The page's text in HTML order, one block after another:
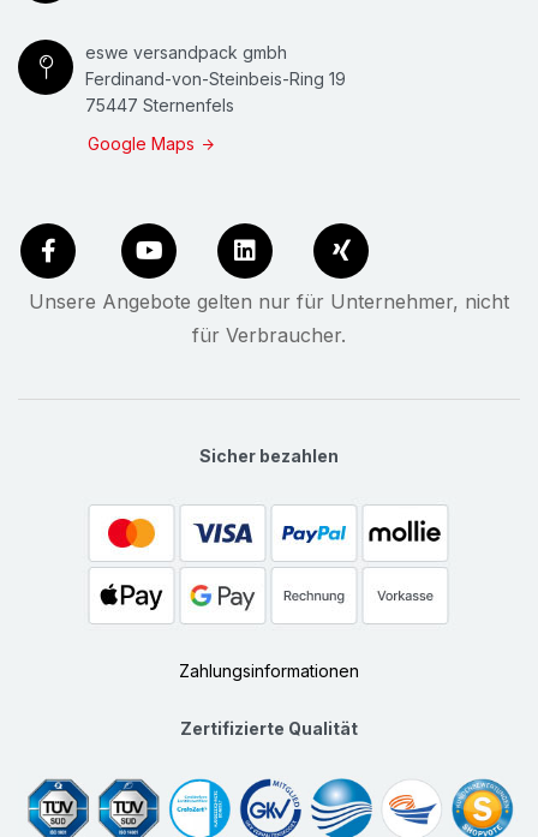
eswe versandpack gmbh
Ferdinand-von-Steinbeis-Ring 19
75447 Sternenfels
Google Maps
Unsere Angebote gelten nur für Unternehmer, nicht
für Verbraucher.
Sicher bezahlen
Zahlungsinformationen
Zertifizierte Qualität